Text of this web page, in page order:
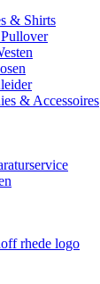
& Shirts
& Accessoires